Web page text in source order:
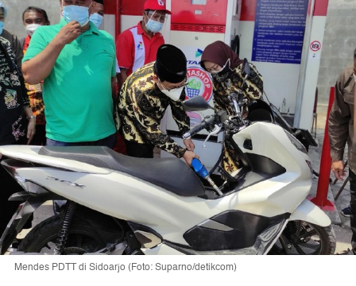
Mendes PDTT di Sidoarjo (Foto: Suparno/detikcom)